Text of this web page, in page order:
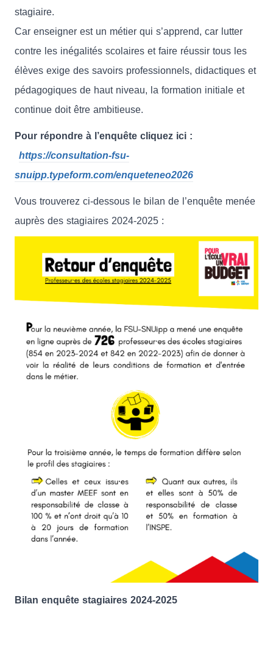
stagiaire.
Car enseigner est un métier qui s’apprend, car lutter
contre les inégalités scolaires et faire réussir tous les
élèves exige des savoirs professionnels, didactiques et
pédagogiques de haut niveau, la formation initiale et
continue doit être ambitieuse.
Pour répondre à l’enquête cliquez ici :
https://consultation-fsu-
snuipp.typeform.com/enqueteneo2026
Vous trouverez ci-dessous le bilan de l’enquête menée
auprès des stagiaires 2024-2025 :
Bilan enquête stagiaires 2024-2025